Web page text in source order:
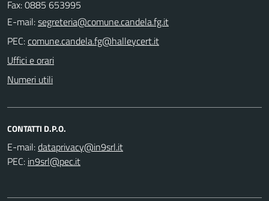
Fax: 0885 653995
E-mail:
PEC:
Uffici e orari
Numeri utili
CONTATTI D.P.O.
E-mail:
PEC: